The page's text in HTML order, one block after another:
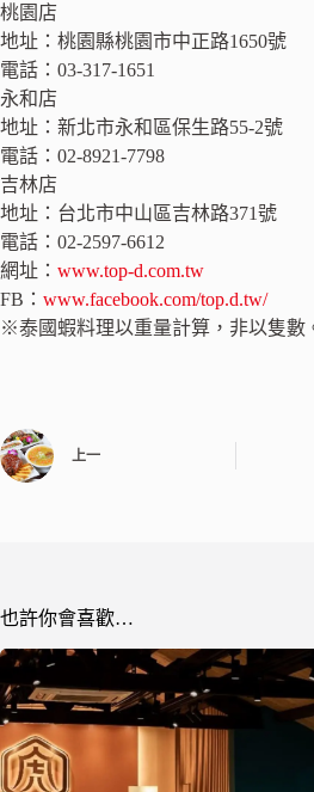
桃園店
地址：桃園縣桃園市中正路1650號
電話：03-317-1651
永和店
地址：新北市永和區保生路55-2號
電話：02-8921-7798
吉林店
地址：台北市中山區吉林路371號
電話：02-2597-6612
網址： www.top-d.com.tw
FB： www.facebook.com/top.d.tw/
※泰國蝦料理以重量計算，非以隻數
上一
也許你會喜歡…